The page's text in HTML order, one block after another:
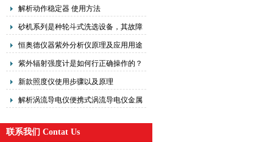
尔闭口闪点测定器的操作使用原理
解析动作稳定器 使用方法
砂机系列是种轮斗式洗选设备，其故障
率大大低于常用洗砂机
恒奥德仪器紫外分析仪原理及应用用途
及适用范围
紫外辐射强度计是如何行正确操作的？
新款照度仪使用步骤以及原理
解析涡流导电仪便携式涡流导电仪金属
联系我们 Contat Us